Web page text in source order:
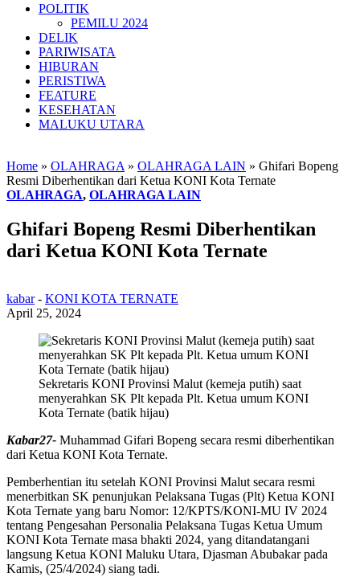
POLITIK
PEMILU 2024
DELIK
PARIWISATA
HIBURAN
PERISTIWA
FEATURE
KESEHATAN
MALUKU UTARA
Home » OLAHRAGA » OLAHRAGA LAIN » Ghifari Bopeng
Resmi Diberhentikan dari Ketua KONI Kota Ternate
OLAHRAGA, OLAHRAGA LAIN
Ghifari Bopeng Resmi Diberhentikan
dari Ketua KONI Kota Ternate
kabar- KONI KOTA TERNATE
April 25, 2024
Sekretaris KONI Provinsi Malut (kemeja putih) saat
menyerahkan SK Plt kepada Plt. Ketua umum KONI
Kota Ternate (batik hijau)
Kabar27- Muhammad Gifari Bopeng secara resmi diberhentikan
dari Ketua KONI Kota Ternate.
Pemberhentian itu setelah KONI Provinsi Malut secara resmi
menerbitkan SK penunjukan Pelaksana Tugas (Plt) Ketua KONI
Kota Ternate yang baru Nomor: 12/KPTS/KONI-MU IV 2024
tentang Pengesahan Personalia Pelaksana Tugas Ketua Umum
KONI Kota Ternate masa bhakti 2024, yang ditandatangani
langsung Ketua KONI Maluku Utara, Djasman Abubakar pada
Kamis, (25/4/2024) siang tadi.